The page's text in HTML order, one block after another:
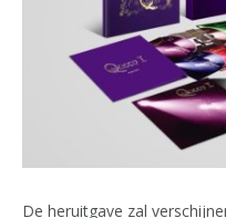
De heruitgave zal